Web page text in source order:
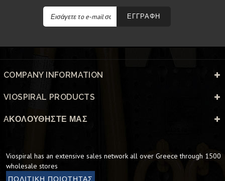
ΕΓΓΡΑΦΗ
COMPANY INFORMATION
VIOSPIRAL PRODUCTS
AΚΟΛΟΥΘΉΣΤΕ ΜΑΣ
Viospiral has an extensive sales network all over Greece through 1500
wholesale stores
ΠΟΛΙΤΙΚΗ ΠΟΙΟΤΗΤΑΣ